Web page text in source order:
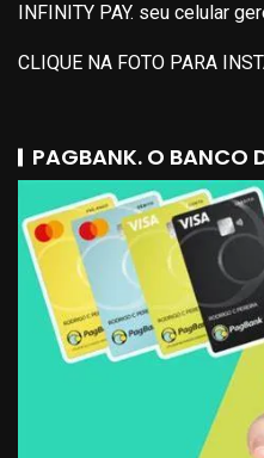
INFINITY PAY. seu celular
CLIQUE NA FOTO PARA
PAGBANK. O BANCO